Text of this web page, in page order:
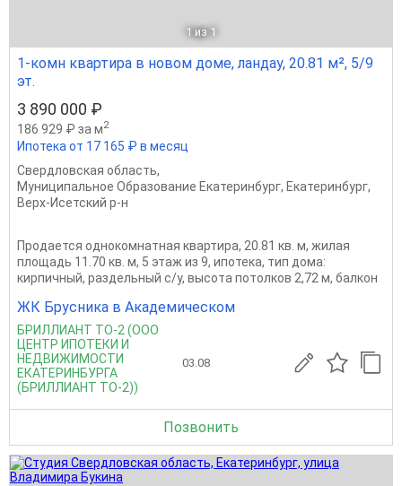
1 из 1
1-комн квартира в новом доме, ландау, 20.81 м², 5/9
эт.
3 890 000 ₽
186 929 ₽ за м2
Ипотека от 17 165 ₽ в месяц
Свердловская область,
Муниципальное Образование Екатеринбург, Екатеринбург,
Верх-Исетский р-н
Продается однокомнатная квартира, 20.81 кв. м, жилая
площадь 11.70 кв. м, 5 этаж из 9, ипотека, тип дома:
кирпичный, раздельный с/у, высота потолков 2,72 м, балкон
ЖК Брусника в Академическом
БРИЛЛИАНТ ТО-2 (ООО
ЦЕНТР ИПОТЕКИ И
НЕДВИЖИМОСТИ
ЕКАТЕРИНБУРГА
(БРИЛЛИАНТ ТО-2))
03.08
Позвонить